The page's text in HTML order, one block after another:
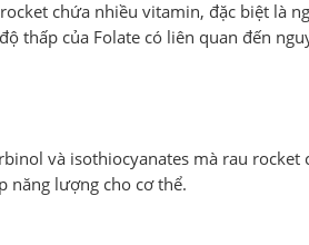
chứa nhiều vitamin, đặc biệt là
thấp của Folate có liên quan đến
và isothiocyanates mà rau
năng lượng cho cơ thể.